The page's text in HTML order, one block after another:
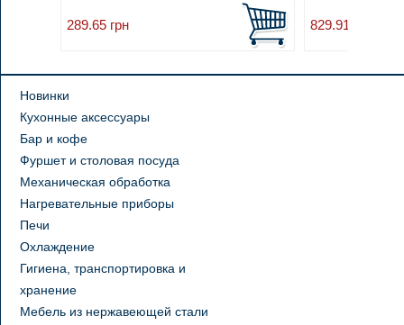
289.65 грн 829.91
Новинки
Кухонные аксессуары
Бар и кофе
Фуршет и столовая посуда
Механическая обработка
Нагревательные приборы
Печи
Охлаждение
Гигиена, транспортировка и
хранение
Мебель из нержавеющей стали